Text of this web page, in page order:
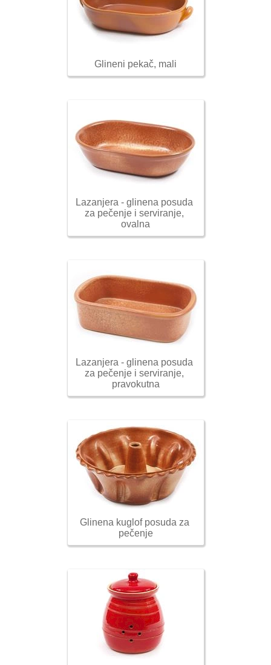
Glineni pekač, mali
Lazanjera - glinena posuda
za pečenje i serviranje,
ovalna
Lazanjera - glinena posuda
za pečenje i serviranje,
pravokutna
Glinena kuglof posuda za
pečenje